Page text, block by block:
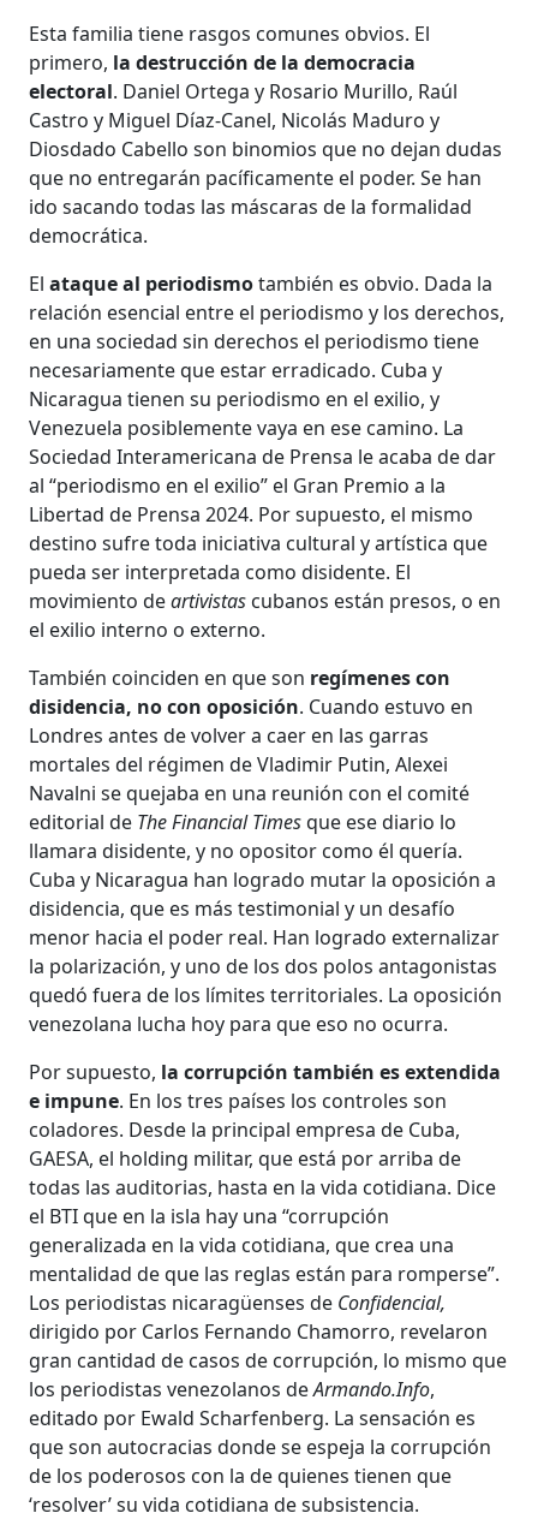
Esta familia tiene rasgos comunes obvios. El
primero, la destrucción de la democracia
electoral. Daniel Ortega y Rosario Murillo, Raúl
Castro y Miguel Díaz-Canel, Nicolás Maduro y
Diosdado Cabello son binomios que no dejan dudas
que no entregarán pacíficamente el poder. Se han
ido sacando todas las máscaras de la formalidad
democrática.
Elataque al periodismotambién es obvio. Dada la
relación esencial entre el periodismo y los derechos,
en una sociedad sin derechos el periodismo tiene
necesariamente que estar erradicado. Cuba y
Nicaragua tienen su periodismo en el exilio, y
Venezuela posiblemente vaya en ese camino. La
Sociedad Interamericana de Prensa le acaba de dar
al “periodismo en el exilio” el Gran Premio a la
Libertad de Prensa 2024. Por supuesto, el mismo
destino sufre toda iniciativa cultural y artística que
pueda ser interpretada como disidente. El
movimiento deartivistas cubanos están presos, o en
el exilio interno o externo.
También coinciden en que son regímenes con
disidencia, no con oposición. Cuando estuvo en
Londres antes de volver a caer en las garras
mortales del régimen de Vladimir Putin, Alexei
Navalni se quejaba en una reunión con el comité
editorial de The Financial Timesque ese diario lo
llamara disidente, y no opositor como él quería.
Cuba y Nicaragua han logrado mutar la oposición a
disidencia, que es más testimonial y un desafío
menor hacia el poder real. Han logrado externalizar
la polarización, y uno de los dos polos antagonistas
quedó fuera de los límites territoriales. La oposición
venezolana lucha hoy para que eso no ocurra.
Por supuesto, la corrupción también es extendida
e impune. En los tres países los controles son
coladores. Desde la principal empresa de Cuba,
GAESA, el holding militar, que está por arriba de
todas las auditorias, hasta en la vida cotidiana. Dice
el BTI que en la isla hay una “corrupción
generalizada en la vida cotidiana, que crea una
mentalidad de que las reglas están para romperse”.
Los periodistas nicaragüenses de Confidencial,
dirigido por Carlos Fernando Chamorro, revelaron
gran cantidad de casos de corrupción, lo mismo que
los periodistas venezolanos deArmando.Info,
editado por Ewald Scharfenberg. La sensación es
que son autocracias donde se espeja la corrupción
de los poderosos con la de quienes tienen que
‘resolver’ su vida cotidiana de subsistencia.